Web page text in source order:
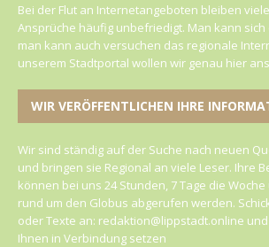
Bei der Flut an Internetangeboten bleiben
Ansprüche häufig unbefriedigt. Man kann
man kann auch versuchen das regionale
unserem Stadtportal wollen wir genau hier
WIR VERÖFFENTLICHEN IHRE
Wir sind ständig auf der Suche nach neuen
und bringen sie Regional an viele Leser. Ihre
können bei uns 24 Stunden, 7 Tage die Woche
rund um den Globus abgerufen werden.
oder Texte an: redaktion@lippstadt.online
Ihnen in Verbindung setzen